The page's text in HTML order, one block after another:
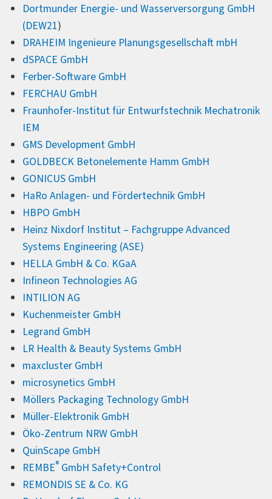
Dortmunder Energie- und Wasserversorgung GmbH
(DEW21)
DRAHEIM Ingenieure Planungsgesellschaft mbH
dSPACE GmbH
Ferber-Software GmbH
FERCHAU GmbH
Fraunhofer-Institut für Entwurfstechnik Mechatronik
IEM
GMS Development GmbH
GOLDBECK Betonelemente Hamm GmbH
GONICUS GmbH
HaRo Anlagen- und Fördertechnik GmbH
HBPO GmbH
Heinz Nixdorf Institut – Fachgruppe Advanced
Systems Engineering (ASE)
HELLA GmbH & Co. KGaA
Infineon Technologies AG
INTILION AG
Kuchenmeister GmbH
Legrand GmbH
LR Health & Beauty Systems GmbH
maxcluster GmbH
microsynetics GmbH
Möllers Packaging Technology GmbH
Müller-Elektronik GmbH
Öko-Zentrum NRW GmbH
QuinScape GmbH
REMBE® GmbH Safety+Control
REMONDIS SE & Co. KG